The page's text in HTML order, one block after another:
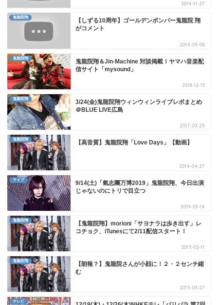
2014-11-27
鬼龍院翔
【しずる10周年】ゴールデンボンバー鬼龍院 翔
がコメント
2014-09-08
鬼龍院翔
鬼龍院翔＆Jin-Machine 対談掲載！ヤマハ音楽配
信サイト「mysound」
2018-12-13
鬼龍院翔
3/24(金)鬼龍院翔ウィンウィンライブレポまとめ
＠BLUE LIVE広島
2017-03-25
鬼龍院翔 【高音質】鬼龍院翔「Love Days」【動画】
2014-04-27
ライブ
9/14(土)「氣志團万博2019」鬼龍院翔、今日出演
じゃないのにトリで目立つ
2019-09-14
鬼龍院翔
【鬼龍院翔】morioni「サヨナラは歩き出す」レ
コチョク、iTunesにて2/11配信スタート！
2015-02-11
鬼龍院翔
【朗報？】鬼龍院さんが小顔に！２・２センチ縮
む
2015-03-27
テレビ